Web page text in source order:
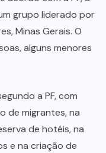
grupo liderado por
Minas Gerais. O
alguns menores
a PF, com
de migrantes, na
de hotéis, na
e na criação de